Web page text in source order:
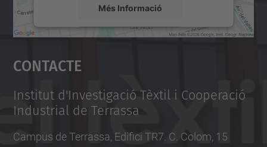
Més Informació
Accepta
powered by
Contacte
Institut d'Investigació Tèxtil i Cooperació
Industrial de Terrassa
Campus de Terrassa, Edifici TR7. C. Colom, 15